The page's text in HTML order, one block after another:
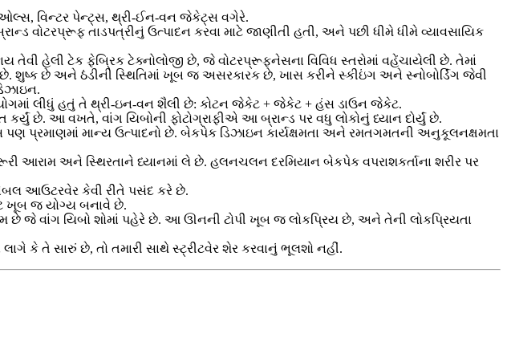
વિન્ટર પેન્ટ્સ, થ્રી-ઈન-વન જેકેટ્સ વગેરે.
વોટરપ્રૂફ તાડપત્રીનું ઉત્પાદન કરવા માટે જાણીતી હતી, અને પછી ધીમે ધીમે વ્યાવસાયિક
તેવી હેલી ટેક ફેબ્રિક ટેક્નોલોજી છે, જે વોટરપ્રૂફનેસના વિવિધ સ્તરોમાં વહેંચાયેલી છે. તેમાં
શુષ્ક છે અને ઠંડીની સ્થિતિમાં ખૂબ જ અસરકારક છે, ખાસ કરીને સ્કીઇંગ અને સ્નોબોર્ડિંગ જેવી
લીધું હતું તે થ્રી-ઇન-વન શૈલી છે: કોટન જેકેટ + જેકેટ + હંસ ડાઉન જેકેટ.
છે. આ વખતે, વાંગ યિબોની ફોટોગ્રાફીએ આ બ્રાન્ડ પર વધુ લોકોનું ધ્યાન દોર્યું છે.
પણ પ્રમાણમાં માન્ય ઉત્પાદનો છે. બેકપેક ડિઝાઇન કાર્યક્ષમતા અને રમતગમતની અનુકૂલનક્ષમતા
આરામ અને સ્થિરતાને ધ્યાનમાં લે છે. હલનચલન દરમિયાન બેકપેક વપરાશકર્તાના શરીર પર
આઉટરવેર કેવી રીતે પસંદ કરે છે.
ખૂબ જ યોગ્ય બનાવે છે.
વાંગ યિબો શોમાં પહેરે છે. આ ઊનની ટોપી ખૂબ જ લોકપ્રિય છે, અને તેની લોકપ્રિયતા
કે તે સારું છે, તો તમારી સાથે સ્ટ્રીટવેર શેર કરવાનું ભૂલશો નહીં.